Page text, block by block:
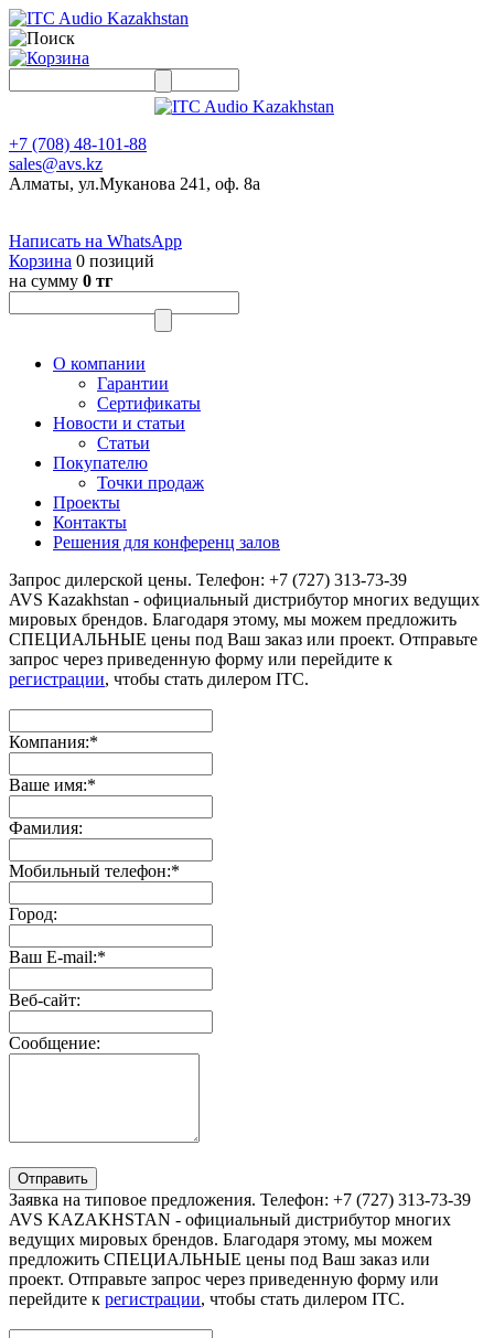
+7 (708) 48-101-88
sales@avs.kz
Алматы, ул.Муканова 241, оф. 8а
Написать на WhatsApp
Корзина 0 позиций
на сумму 0 тг
О компании
Гарантии
Сертификаты
Новости и статьи
Статьи
Покупателю
Точки продаж
Проекты
Контакты
Решения для конференц залов
Запрос дилерской цены. Телефон: +7 (727) 313-73-39
AVS Kazakhstan - официальный дистрибутор многих ведущих
мировых брендов. Благодаря этому, мы можем предложить
СПЕЦИАЛЬНЫЕ цены под Ваш заказ или проект. Отправьте
запрос через приведенную форму или перейдите к
регистрации, чтобы стать дилером ITC.
Компания:*
Ваше имя:*
Фамилия:
Мобильный телефон:*
Город:
Ваш E-mail:*
Веб-сайт:
Сообщение:
Отправить
Заявка на типовое предложения. Телефон: +7 (727) 313-73-39
AVS KAZAKHSTAN - официальный дистрибутор многих
ведущих мировых брендов. Благодаря этому, мы можем
предложить СПЕЦИАЛЬНЫЕ цены под Ваш заказ или
проект. Отправьте запрос через приведенную форму или
перейдите к регистрации, чтобы стать дилером ITC.